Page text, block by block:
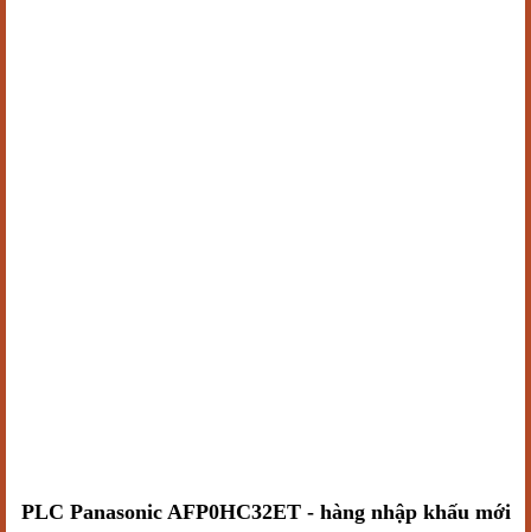
PLC Panasonic AFP0HC32ET - hàng nhập khấu mới